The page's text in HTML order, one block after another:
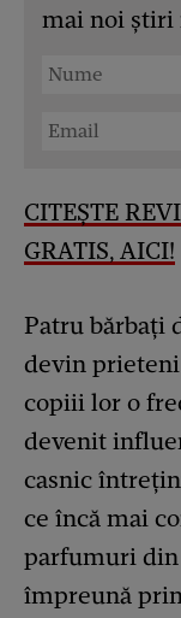
mai noi știri
CITEȘTE
GRATIS, AICI!
Patru bărbați
devin
copiii lor o
devenit
casnic
ce încă mai
parfumuri din
împreună